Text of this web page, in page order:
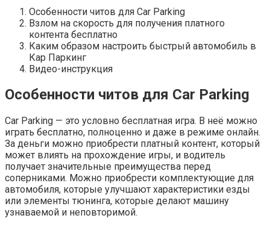
Особенности читов для Car Parking
Взлом на скорость для получения платного
контента бесплатно
Каким образом настроить быстрый автомобиль в
Кар Паркинг
Видео-инструкция
Особенности читов для Car Parking
Car Parking — это условно бесплатная игра. В неё можно
играть бесплатно, полноценно и даже в режиме онлайн.
За деньги можно приобрести платный контент, который
может влиять на прохождение игры, и водитель
получает значительные преимущества перед
соперниками. Можно приобрести комплектующие для
автомобиля, которые улучшают характеристики езды
или элементы тюнинга, которые делают машину
узнаваемой и неповторимой.